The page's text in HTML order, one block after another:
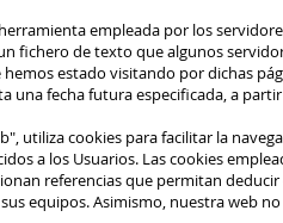
empleada por los
fichero de texto que algunos
estado visitando por dichas
una fecha futura especificada, a
utiliza cookies para facilitar la
a los Usuarios. Las cookies
referencias que permitan
equipos. Asimismo, nuestra web